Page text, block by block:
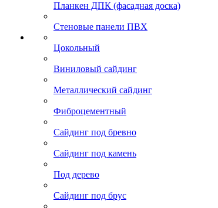
Планкен ДПК (фасадная доска)
Стеновые панели ПВХ
Цокольный
Виниловый сайдинг
Металлический сайдинг
Фиброцементный
Сайдинг под бревно
Сайдинг под камень
Под дерево
Сайдинг под брус